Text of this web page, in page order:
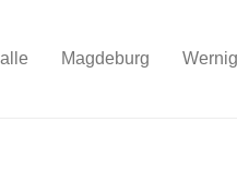
Magdeburg